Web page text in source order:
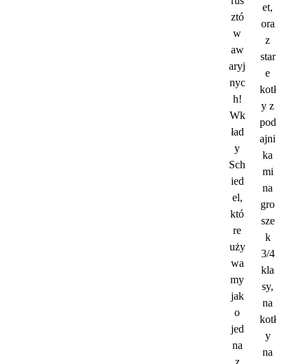
ztó
w
aw
aryj
nyc
h!
Wk
ład
y
Sch
ied
el,
któ
re
uży
wa
my
jak
o
jed
na
et,
ora
z
star
e
kotł
y z
pod
ajni
ka
mi
na
gro
sze
k
3/4
kla
sy,
na
kotł
y
na